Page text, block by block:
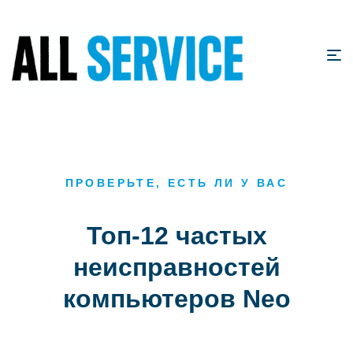
ПРОВЕРЬТЕ, ЕСТЬ ЛИ У ВАС
Топ-12 частых
неисправностей
компьютеров Neo